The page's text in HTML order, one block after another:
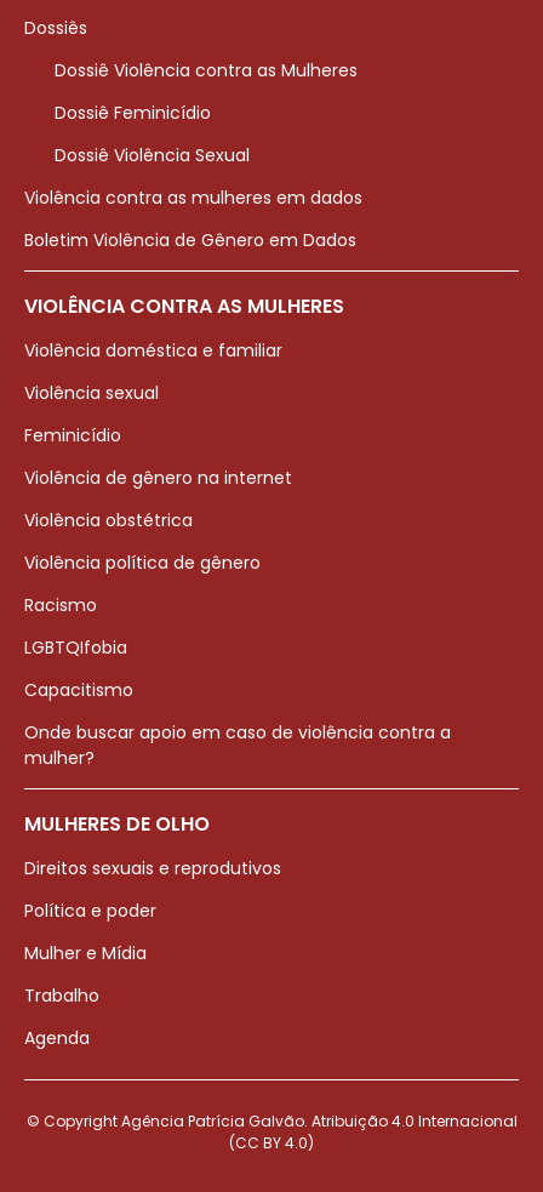
Dossiês
Dossiê Violência contra as Mulheres
Dossiê Feminicídio
Dossiê Violência Sexual
Violência contra as mulheres em dados
Boletim Violência de Gênero em Dados
VIOLÊNCIA CONTRA AS MULHERES
Violência doméstica e familiar
Violência sexual
Feminicídio
Violência de gênero na internet
Violência obstétrica
Violência política de gênero
Racismo
LGBTQIfobia
Capacitismo
Onde buscar apoio em caso de violência contra a
mulher?
MULHERES DE OLHO
Direitos sexuais e reprodutivos
Política e poder
Mulher e Mídia
Trabalho
Agenda
© Copyright Agência Patrícia Galvão. Atribuição 4.0 Internacional
(CC BY 4.0)